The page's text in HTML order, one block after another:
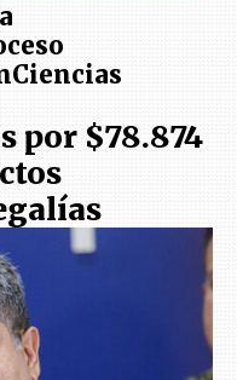
por $78.874